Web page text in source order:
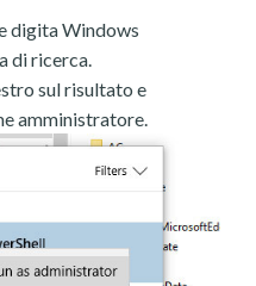
digita Windows
di ricerca.
sul risultato e
amministratore.